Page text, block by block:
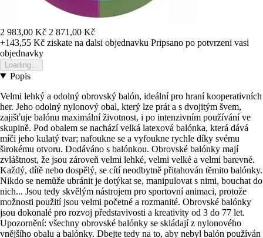
2 983,00 Kč 2 871,00 Kč
+143,55 Kč ziskate na dalsi objednavku Pripsano po potvrzeni vasi
objednavky
Loading...
Popis
Velmi lehký a odolný obrovský balón, ideální pro hraní kooperativních
her. Jeho odolný nylonový obal, který lze prát a s dvojitým švem,
zajišťuje balónu maximální životnost, i po intenzivním používání ve
skupině. Pod obalem se nachází velká latexová balónka, která dává
míči jeho kulatý tvar; nafoukne se a vyfoukne rychle díky svému
širokému otvoru. Dodáváno s balónkou. Obrovské balónky mají
zvláštnost, že jsou zároveň velmi lehké, velmi velké a velmi barevné.
Každý, dítě nebo dospělý, se cítí neodbytně přitahován těmito balónky.
Nikdo se nemůže ubránit je dotýkat se, manipulovat s nimi, bouchat do
nich... Jsou tedy skvělým nástrojem pro sportovní animaci, protože
možnosti použití jsou velmi početné a rozmanité. Obrovské balónky
jsou dokonalé pro rozvoj představivosti a kreativity od 3 do 77 let.
Upozornění: všechny obrovské balónky se skládají z nylonového
vnějšího obalu a balónky. Dbejte tedy na to, aby nebyl balón používán